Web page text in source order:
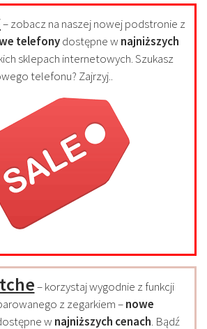
– zobacz na naszej nowej podstronie z
telefonydostępne w najniższych
sklepach internetowych. Szukasz
telefonu? Zajrzyj..
– korzystaj wygodnie z funkcji
z zegarkiem –nowe
w najniższych cenach. Bądź